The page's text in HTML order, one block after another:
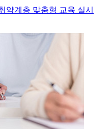
약계층 맞춤형 교육 실시